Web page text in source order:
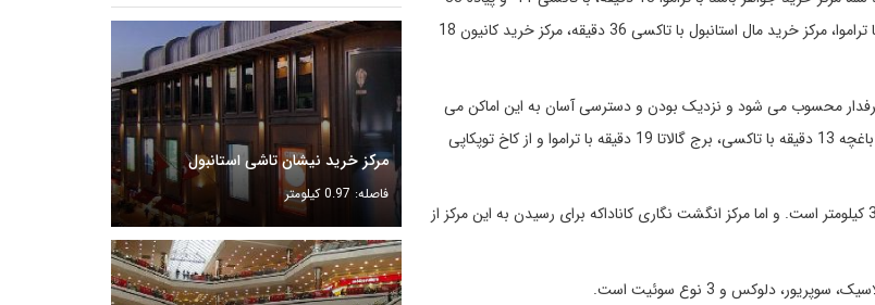
دقیقه زمان لازم دارید. مرکز خرید ایستینه پارک 25 دقیقه با تاکسی و 31 دقیقه با تراموا، مرکز خرید مال استانبول با تاکسی 36 دقیقه، مرکز خرید کانیون 18
محسوب می شود و نزدیک بودن و دسترسی آسان به این اماکن می
تواند در انتخاب هتل تاثیرگذار باشد. با اقامت در هتل مرکور بومونتی از کاخ دولما باغچه 13 دقیقه با تاکسی، برج گالاتا 19 دقیقه با تراموا و از کاخ توپکاپی
مسافت از هتل مرکور بومونتی تا فرودگاه استانبول 28 کیلومتر و فرودگاه صبیحا 31 کیلومتر است. و اما مرکز انگشت نگاری کاناداکه برای رسیدن به این مرکز از
دلوکس و 3 نوع سوئیت است.
مرکز خرید نیشان تاشی استانبول
فاصله: 0.97 کیلومتر